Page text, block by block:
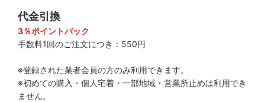
代金引換
3％ポイントバック
手数料1回のご注文につき：550円
※登録された業者会員の方のみ利用できます。
※初めての購入・個人宅着・一部地域・営業所止めは利用でき
ません。